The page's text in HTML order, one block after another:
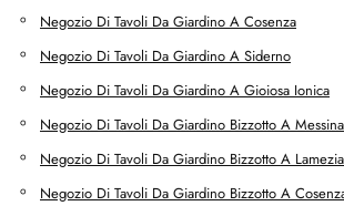
Negozio Di Tavoli Da Giardino A Cosenza
Negozio Di Tavoli Da Giardino A Siderno
Negozio Di Tavoli Da Giardino A Gioiosa Ionica
Negozio Di Tavoli Da Giardino Bizzotto A Messina
Negozio Di Tavoli Da Giardino Bizzotto A
Negozio Di Tavoli Da Giardino Bizzotto A